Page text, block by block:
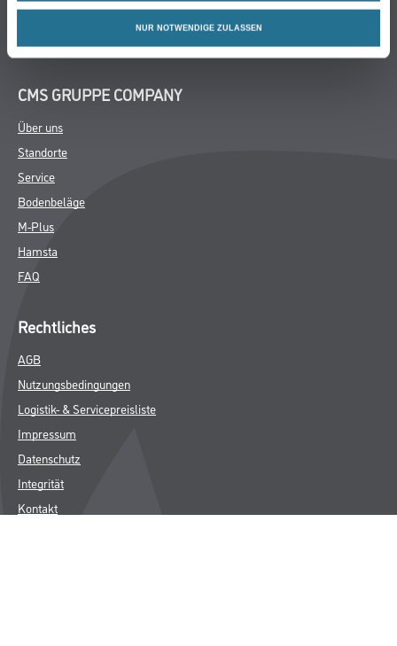
NUR NOTWENDIGE ZULASSEN
Verbrauchmaterialien
CMS GRUPPE COMPANY
Über uns
Standorte
Service
Bodenbeläge
M-Plus
Hamsta
FAQ
Rechtliches
AGB
Nutzungsbedingungen
Logistik- & Servicepreisliste
Impressum
Datenschutz
Integrität
Kontakt